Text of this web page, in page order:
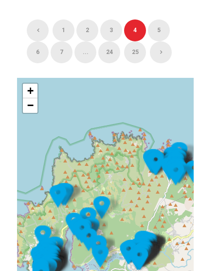
1 2 3 4 5
6 7 ... 24 25
+
−